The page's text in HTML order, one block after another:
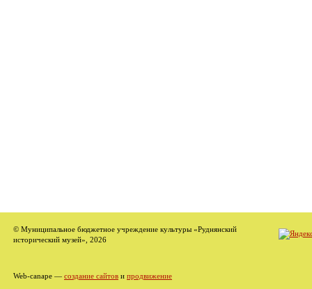
© Муниципальное бюджетное учреждение культуры «Руднянский
исторический музей», 2026
Web-canape — создание сайтов и продвижение